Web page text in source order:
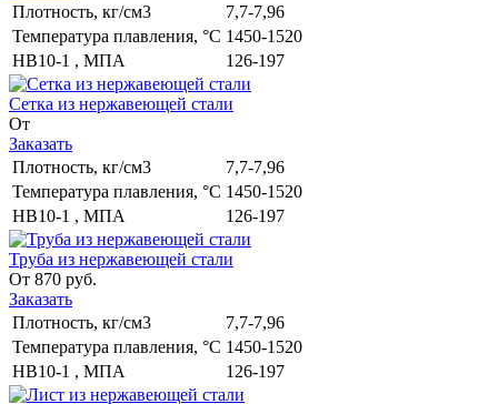
Плотность, кг/см3
7,7-7,96
Температура плавления, °С 1450-1520
НВ10-1 , МПА
126-197
Сетка из нержавеющей стали
От
Заказать
Плотность, кг/см3
7,7-7,96
Температура плавления, °С 1450-1520
НВ10-1 , МПА
126-197
Труба из нержавеющей стали
От 870 руб.
Заказать
Плотность, кг/см3
7,7-7,96
Температура плавления, °С 1450-1520
НВ10-1 , МПА
126-197